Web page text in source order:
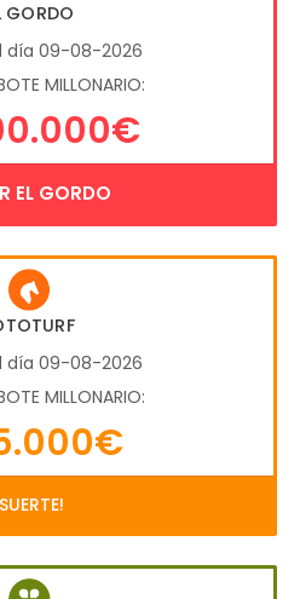
GORDO
día 09-08-2026
MILLONARIO:
EL GORDO
día 09-08-2026
MILLONARIO: